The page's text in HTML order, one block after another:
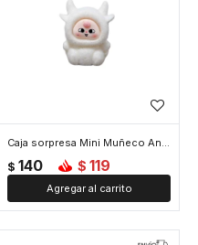
Caja sorpresa Mini Muñeco Animalitos
$ 140 $ 119